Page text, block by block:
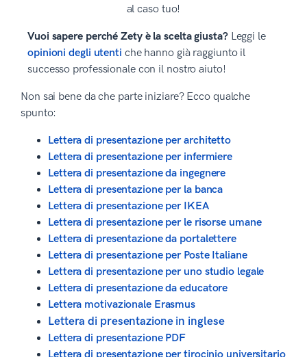
al caso tuo!
Vuoi sapere perché Zety è la scelta giusta?Leggi le
opinioni degli utenti che hanno già raggiunto il
successo professionale con il nostro aiuto!
Non sai bene da che parte iniziare? Ecco qualche
spunto:
Lettera di presentazione per architetto
Lettera di presentazione per infermiere
Lettera di presentazione da ingegnere
Lettera di presentazione per la banca
Lettera di presentazione per IKEA
Lettera di presentazione per le risorse umane
Lettera di presentazione da portalettere
Lettera di presentazione per Poste Italiane
Lettera di presentazione per uno studio legale
Lettera di presentazione da educatore
Lettera motivazionale Erasmus
Lettera di presentazione in inglese
Lettera di presentazione PDF